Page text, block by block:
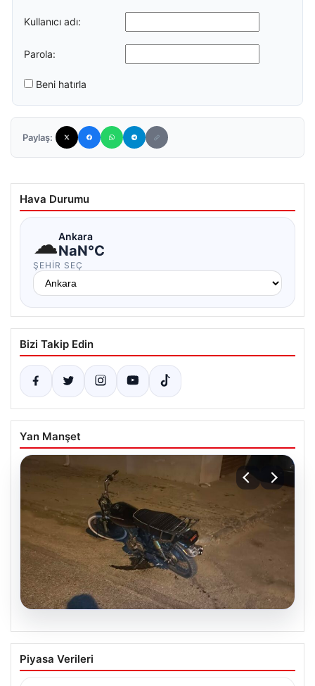
Kullanıcı adı:
Parola:
Beni hatırla
Paylaş:
Hava Durumu
☁Ankara
NaN°C
ŞEHIR SEÇ
Bizi Takip Edin
Yan Manşet
09.08.2026
Polisten Kaçarken Düşürdüğü Telefonla
Yakayı Ele Verdi: Ehliyetsiz Sürücüye
Piyasa Verileri